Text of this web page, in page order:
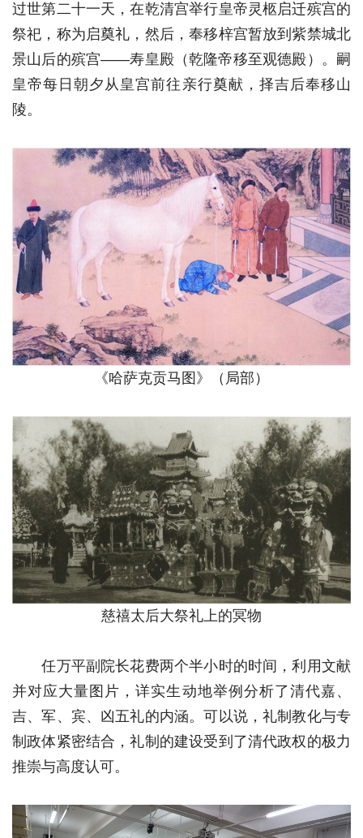
过世第二十一天，在乾清宫举行皇帝灵柩启迁殡宫的
祭祀，称为启奠礼，然后，奉移梓宫暂放到紫禁城北
景山后的殡宫——寿皇殿（乾隆帝移至观德殿）。嗣
皇帝每日朝夕从皇宫前往亲行奠献，择吉后奉移山
陵。
《哈萨克贡马图》（局部）
慈禧太后大祭礼上的冥物
任万平副院长花费两个半小时的时间，利用文献
并对应大量图片，详实生动地举例分析了清代嘉、
吉、军、宾、凶五礼的内涵。可以说，礼制教化与专
制政体紧密结合，礼制的建设受到了清代政权的极力
推崇与高度认可。